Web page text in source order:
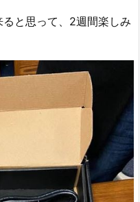
と思って、2週間楽しみ